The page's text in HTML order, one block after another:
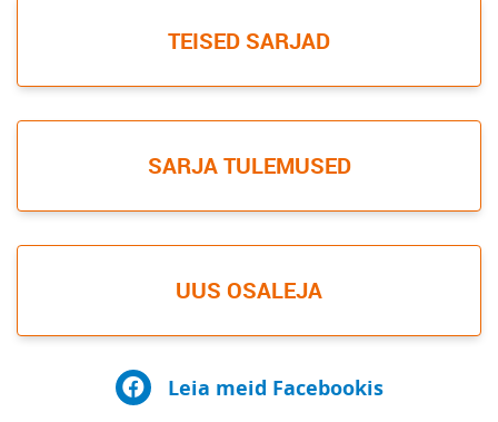
TEISED SARJAD
SARJA TULEMUSED
UUS OSALEJA
Leia meid Facebookis